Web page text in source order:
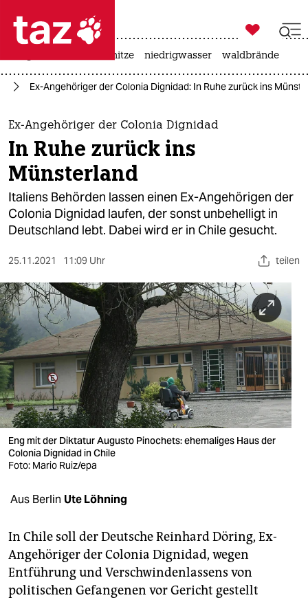
 taz zahl ich
taz zahl ich
themen
politik
öko
gesellschaft
sport
berlin
nord
wahrheit
verlag
verlag
veranstaltungen
unterstützen
abo
genossenschaft

taz zahl ich
hitze niedrigwasser waldbrände
Ex-Angehöriger der Colonia Dignidad: In Ruhe zurück ins
Ex-Angehöriger der Colonia Dignidad
In Ruhe zurück ins
Münsterland
Italiens Behörden lassen einen Ex-Angehörigen der
Colonia Dignidad laufen, der sonst unbehelligt in
Deutschland lebt. Dabei wird er in Chile gesucht.
25.11.2021 11:09 Uhr teilen
Eng mit der Diktatur Augusto Pinochets: ehemaliges Haus der
Colonia Dignidad in Chile
Foto: Mario Ruiz/epa
Aus Berlin Ute Löhning
In Chile soll der Deutsche Reinhard Döring, Ex-
Angehöriger der Colonia Dignidad, wegen
Entführung und Verschwindenlassens von
politischen Gefangenen vor Gericht gestellt